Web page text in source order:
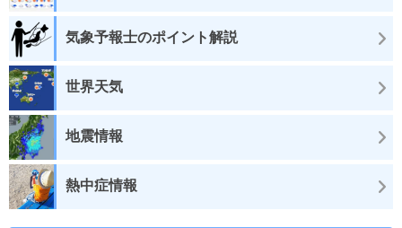
気象予報士のポイント解説
世界天気
地震情報
熱中症情報